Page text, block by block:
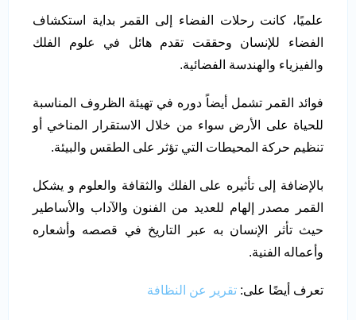
علميًا، كانت رحلات الفضاء إلى القمر بداية استكشاف
الفضاء للإنسان وحققت تقدم هائل في علوم الفلك
والفيزياء والهندسة الفضائية.
فوائد القمر تشمل أيضاً دوره في تهيئة الظروف المناسبة
للحياة على الأرض سواء من خلال الاستقرار المناخي أو
تنظيم حركة المحيطات التي تؤثر على الطقس والبيئة.
بالإضافة إلى تأثيره على الفلك والثقافة والعلوم و يشكل
القمر مصدر إلهام للعديد من الفنون والآداب والأساطير
حيث تأثر الإنسان به عبر التاريخ في قصصه وأشعاره
وأعماله الفنية.
تعرف أيضًا على: تقرير عن النظافة